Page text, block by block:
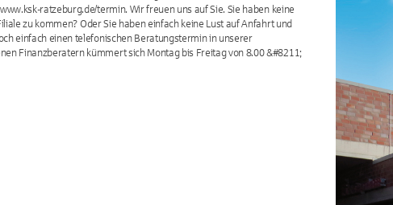
ratzeburg.de/termin. Wir freuen uns auf Sie. Sie haben keine
zu kommen? Oder Sie haben einfach keine Lust auf Anfahrt und
einfach einen telefonischen Beratungstermin in unserer
Finanzberatern kümmert sich Montag bis Freitag von 8.00 &#8211;